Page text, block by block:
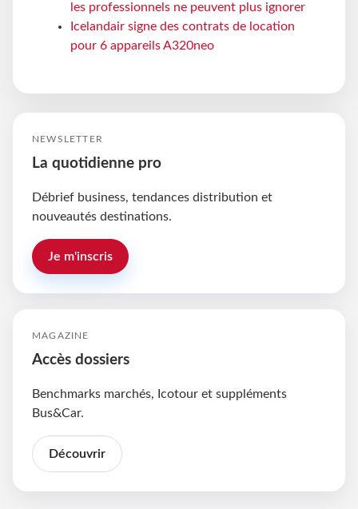
les professionnels ne peuvent plus ignorer
Icelandair signe des contrats de location
pour 6 appareils A320neo
NEWSLETTER
La quotidienne pro
Débrief business, tendances distribution et
nouveautés destinations.
Je m'inscris
MAGAZINE
Accès dossiers
Benchmarks marchés, Icotour et suppléments
Bus&Car.
Découvrir